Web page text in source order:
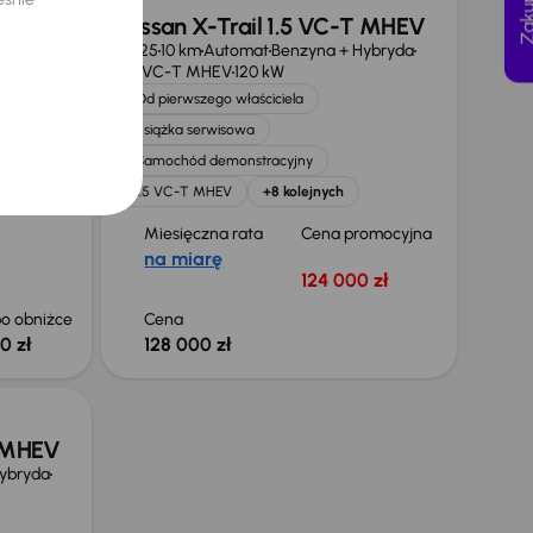
obniżce
zł
Nissan X-Trail 1.5 VC-T MHEV
202510 kmAutomatBenzyna + Hybryda
1.5 VC-T MHEV120 kW
Od pierwszego właściciela
Książka serwisowa
Samochód demonstracyjny
1.5 VC-T MHEV
+8 kolejnych
Miesięczna rata
na miarę
Cena promocyjna
124 000 zł
Cena
128 000 zł